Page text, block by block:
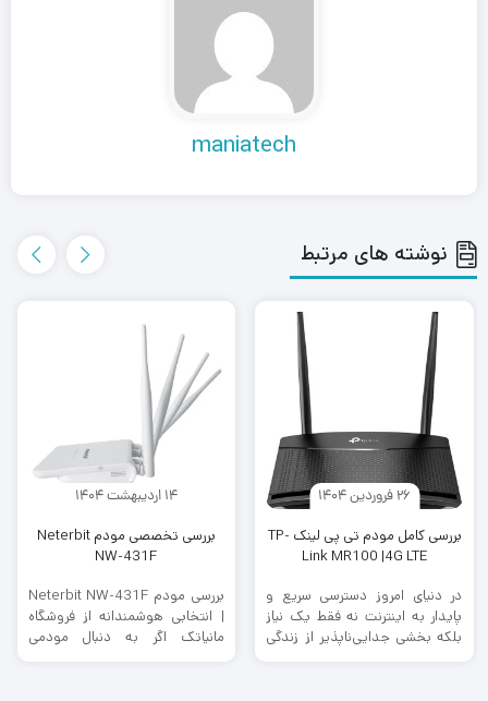
maniatech
نوشته های مرتبط
26 فروردین 1404
بررسی کامل مودم تی پی لینک TP-
Link MR100 |4G LTE
در دنیای امروز دسترسی سریع و
پایدار به اینترنت نه فقط یک نیاز
بلکه بخشی جدایی‌ناپذیر از زندگی
14 اردیبهشت 1404
بررسی تخصصی مودم Neterbit
NW-431F
بررسی مودم Neterbit NW-431F
| انتخابی هوشمندانه از فروشگاه
مانیاتک اگر به دنبال مودمی